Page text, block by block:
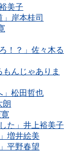
美子
」岸本桂司
！？」佐々木る
もんじゃありま
」松田哲也
朗
た」井上裕美子
増井絵美
平野春望